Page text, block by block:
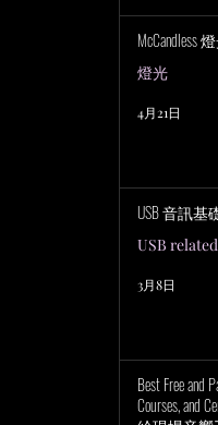
McCandless
燈光
4月21日
USB 音訊基
USB related
3月8日
Best Free and
Courses, and